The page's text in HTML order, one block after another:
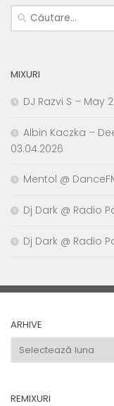
Caută
după:
MIXURI
DJ Razvi S – May
Albin Kaczka –
03.04.2026
Mentol @
Dj Dark @ Radio
Dj Dark @ Radio
ARHIVE
Arhive
REMIXURI